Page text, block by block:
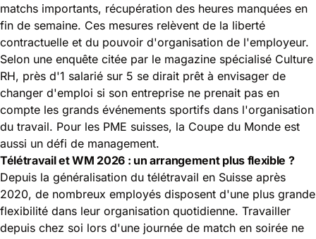
matchs importants, récupération des heures manquées en
fin de semaine. Ces mesures relèvent de la liberté
contractuelle et du pouvoir d'organisation de l'employeur.
Selon une enquête citée par le magazine spécialisé Culture
RH, près d'1 salarié sur 5 se dirait prêt à envisager de
changer d'emploi si son entreprise ne prenait pas en
compte les grands événements sportifs dans l'organisation
du travail. Pour les PME suisses, la Coupe du Monde est
aussi un défi de management.
Télétravail et WM 2026 : un arrangement plus flexible ?
Depuis la généralisation du télétravail en Suisse après
2020, de nombreux employés disposent d'une plus grande
flexibilité dans leur organisation quotidienne. Travailler
depuis chez soi lors d'une journée de match en soirée ne